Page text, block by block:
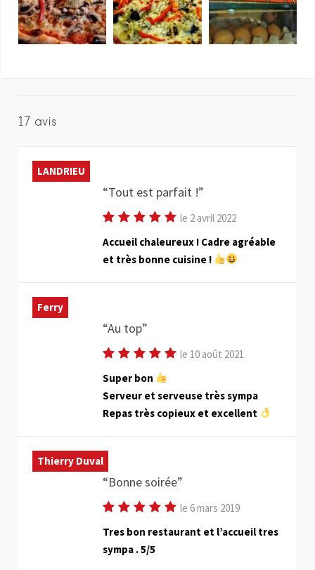
17 avis
LANDRIEU
Tout est parfait !
le 2 avril 2022
Accueil chaleureux ! Cadre agréable
et très bonne cuisine !
Ferry
Au top
le 10 août 2021
Super bon
Serveur et serveuse très sympa
Repas très copieux et excellent
Thierry Duval
Bonne soirée
le 6 mars 2019
Tres bon restaurant et l’accueil tres
sympa . 5/5